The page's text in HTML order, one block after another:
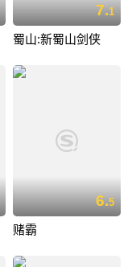
7.1
蜀山:新蜀山剑侠
6.5
赌霸